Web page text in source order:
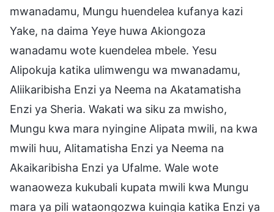
mwanadamu, Mungu huendelea kufanya kazi
Yake, na daima Yeye huwa Akiongoza
wanadamu wote kuendelea mbele. Yesu
Alipokuja katika ulimwengu wa mwanadamu,
Aliikaribisha Enzi ya Neema na Akatamatisha
Enzi ya Sheria. Wakati wa siku za mwisho,
Mungu kwa mara nyingine Alipata mwili, na kwa
mwili huu, Alitamatisha Enzi ya Neema na
Akaikaribisha Enzi ya Ufalme. Wale wote
wanaoweza kukubali kupata mwili kwa Mungu
mara ya pili wataongozwa kuingia katika Enzi ya